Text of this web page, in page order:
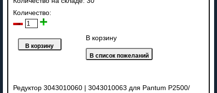
Количество:
В корзину
Редуктор 3043010060 | 3043010063 для Pantum P2500/